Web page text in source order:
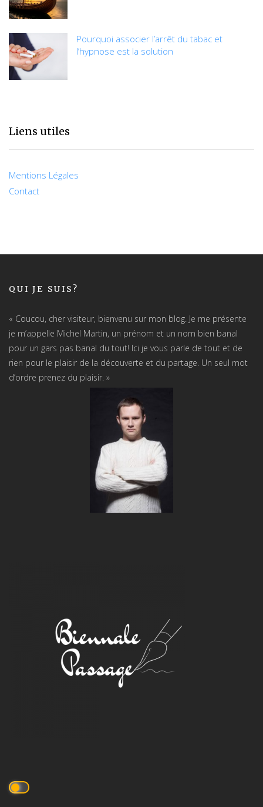
Pourquoi associer l’arrêt du tabac et
l’hypnose est la solution
Liens utiles
Mentions Légales
Contact
QUI JE SUIS?
« Coucou, cher visiteur, bienvenu sur mon blog. Je me présente
je m’appelle Michel Martin, un prénom et un nom bien banal
pour un gars pas banal du tout! Ici je vous parle de tout et de
rien pour le plaisir de la découverte et du partage. Un seul mot
d’ordre prenez du plaisir. »